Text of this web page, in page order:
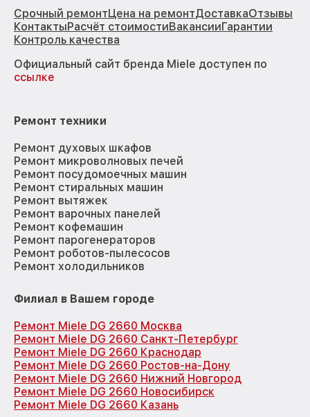
Срочный ремонтЦена на ремонтДоставкаОтзывы
КонтактыРасчёт стоимостиВакансииГарантии
Контроль качества
Официальный сайт бренда Miele доступен по
ссылке
Ремонт техники
Ремонт духовых шкафов
Ремонт микроволновых печей
Ремонт посудомоечных машин
Ремонт стиральных машин
Ремонт вытяжек
Ремонт варочных панелей
Ремонт кофемашин
Ремонт парогенераторов
Ремонт роботов-пылесосов
Ремонт холодильников
Филиал в Вашем городе
Ремонт Miele DG 2660 Москва
Ремонт Miele DG 2660 Санкт-Петербург
Ремонт Miele DG 2660 Краснодар
Ремонт Miele DG 2660 Ростов-на-Дону
Ремонт Miele DG 2660 Нижний Новгород
Ремонт Miele DG 2660 Новосибирск
Ремонт Miele DG 2660 Казань